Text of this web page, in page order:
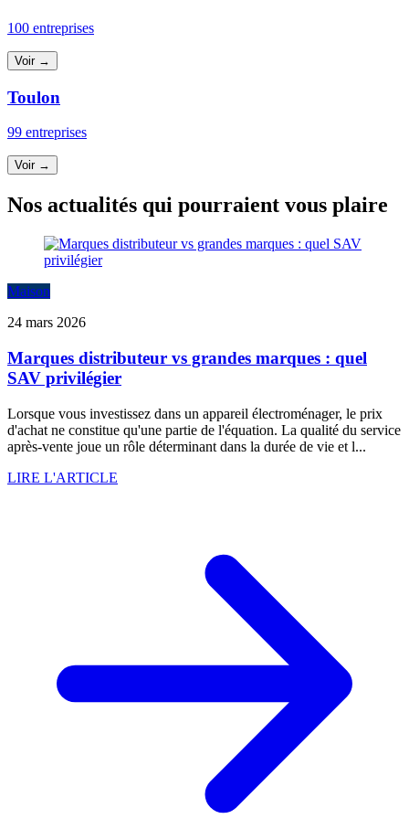
100 entreprises
Voir →
Toulon
99 entreprises
Voir →
Nos actualités qui pourraient vous plaire
Maison
24 mars 2026
Marques distributeur vs grandes marques : quel
SAV privilégier
Lorsque vous investissez dans un appareil électroménager, le prix
d'achat ne constitue qu'une partie de l'équation. La qualité du service
après-vente joue un rôle déterminant dans la durée de vie et l...
LIRE L'ARTICLE